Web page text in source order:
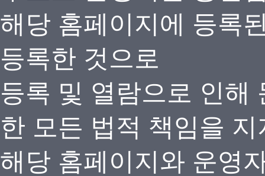
해당 홈페이지에 등록
등록한 것으로
등록 및 열람으로 인해
한 모든 법적 책임을
해당 홈페이지와 운영